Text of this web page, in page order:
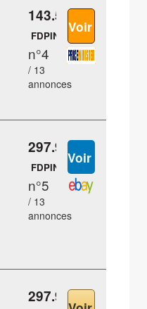
143.5 €
FDPIN
n°4
/ 13
annonces
297.99 €
FDPIN
n°5
/ 13
annonces
297.99 €